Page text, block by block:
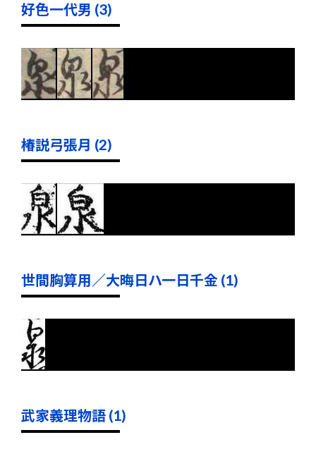
好色一代男 (3)
椿説弓張月 (2)
世間胸算用／大晦日ハ一日千金 (1)
武家義理物語 (1)